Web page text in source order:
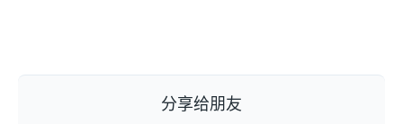
分享给朋友